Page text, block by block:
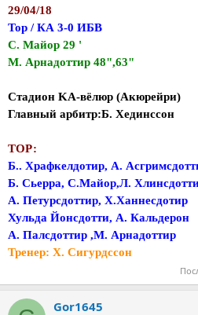
29/04/18
Тор / КА 3-0 ИБВ
С. Майор 29 '
М. Арнадоттир 48",63"
Стадион KA-вёлюр (Акюрейри)
Главный арбитр:Б. Хединссон
ТОР:
Б.. Храфкелдотир, А.
Б. Сьерра, С.Майор,Л.
А. Петурсдоттир, Х.Ханнесдотир
Хульда Йонсдотти, А. Кальдерон
А. Палсдоттир ,М. Арнадоттир
Тренер: Х. Сигурдссон
Gor1645